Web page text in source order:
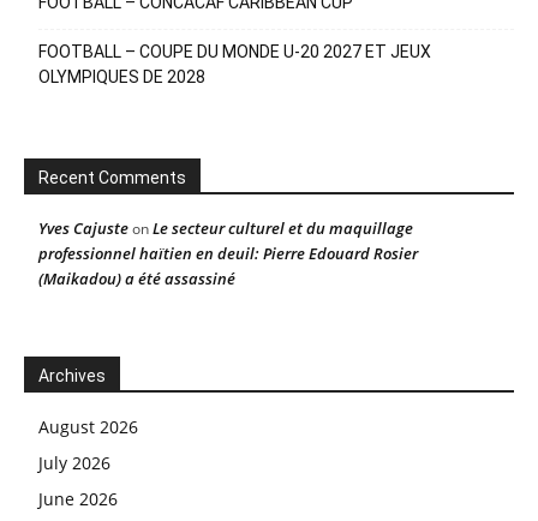
FOOTBALL – COUPE DU MONDE U-20 2027 ET JEUX
OLYMPIQUES DE 2028
Recent Comments
Yves CajusteonLe secteur culturel et du maquillage
professionnel haïtien en deuil: Pierre Edouard Rosier
(Maikadou) a été assassiné
Archives
August 2026
July 2026
June 2026